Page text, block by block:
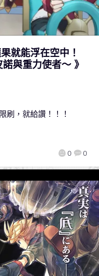
就能浮在空中！
與重力使者～ 》
0 0
刷，就給讚！！！